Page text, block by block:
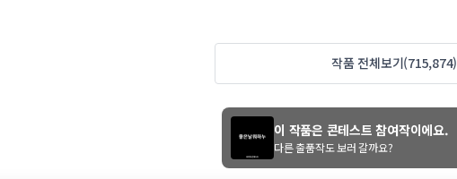
작품 전체보기(715,874)
이 작품은 콘테스트 참여작이에요.
다른 출품작도 보러 갈까요?